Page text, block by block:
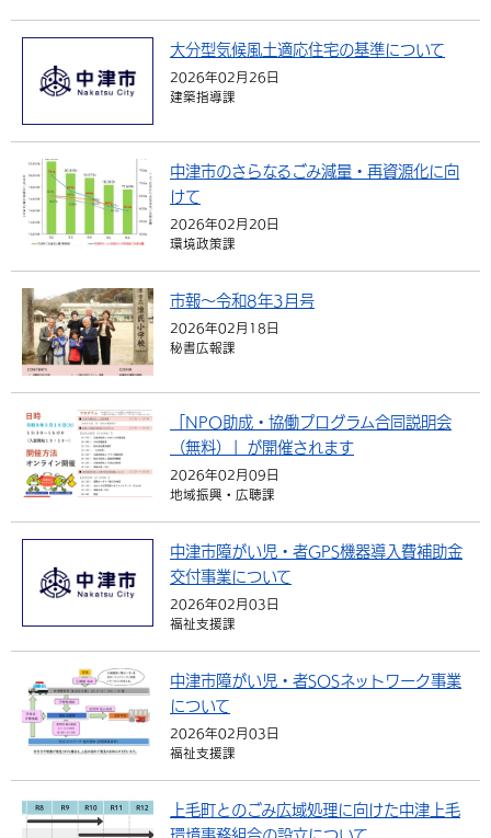
英語（English） 中国語（簡体字）
中国語（繁体字）
生涯学習・スポーツ・人権
選挙
健康・医療
スポットを探す
移住・定住
市政情報
行政・計画
大分型気候風土適応住宅の基準について
2026年02月26日
建築指導課
中津市のさらなるごみ減量・再資源化に向
けて
2026年02月20日
環境政策課
市報～令和8年3月号
2026年02月18日
秘書広報課
「NPO助成・協働プログラム合同説明会
（無料）」が開催されます
2026年02月09日
地域振興・広聴課
中津市障がい児・者GPS機器導入費補助金
交付事業について
2026年02月03日
福祉支援課
中津市障がい児・者SOSネットワーク事業
について
2026年02月03日
福祉支援課
上毛町とのごみ広域処理に向けた中津上毛